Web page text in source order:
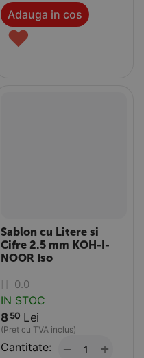
Adauga in cos
♥
Sablon cu Litere si
Cifre 2.5 mm KOH-I-
NOOR Iso
0.0
IN STOC
8 50 Lei
(Pret cu TVA inclus)
Cantitate: +
−